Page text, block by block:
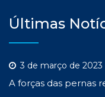
Últimas
3 de março de 2023
A forças das pernas